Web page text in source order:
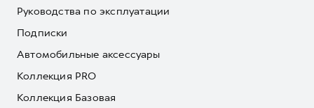
Руководства по эксплуатации
Подписки
Автомобильные аксессуары
Коллекция PRO
Коллекция Базовая